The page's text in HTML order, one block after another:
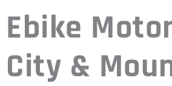
Ebike
City &